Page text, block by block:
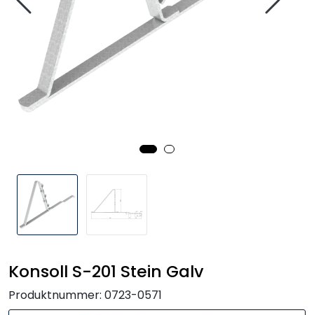
Konsoll S-201 Stein Galv
Produktnummer: 0723-0571